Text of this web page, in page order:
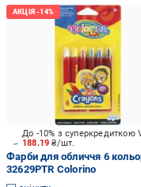
188.19₴/шт.
Фарби для обличчя 6
32629PTR Colorino